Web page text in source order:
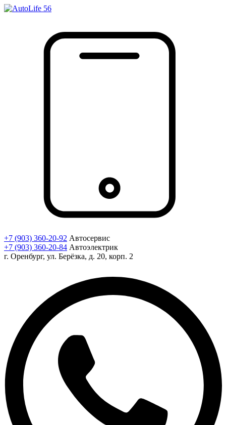
+7 (903) 360-20-92 Автосервис
+7 (903) 360-20-84 Автоэлектрик
г. Оренбург, ул. Берёзка, д. 20, корп. 2